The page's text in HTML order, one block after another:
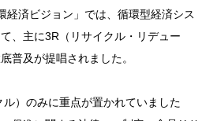
経済ビジョン」では、循環型経済シス
、主に3R（リサイクル・リデュー
普及が提唱されました。
）のみに重点が置かれていました